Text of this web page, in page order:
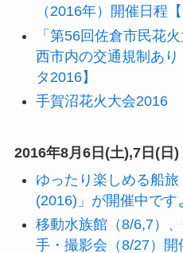
（2016年）開催日程【
「第56回佐倉市民花
西市内の交通規制あ
タ2016】
手賀沼花火大会2016
2016年8月6日(土),7日(日)
ゆったり楽しめる船
(2016)」が開催中です
移動水族館（8/6,7）
手・撮影会（8/27）開